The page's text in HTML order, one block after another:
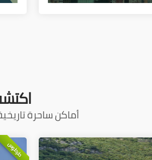
أماكن ساحرة
طرطوس